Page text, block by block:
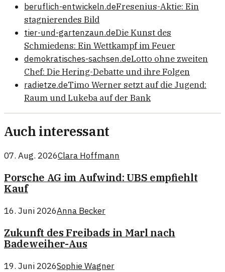
beruflich-entwickeln.deFresenius-Aktie: Ein
stagnierendes Bild
tier-und-gartenzaun.deDie Kunst des
Schmiedens: Ein Wettkampf im Feuer
demokratisches-sachsen.deLotto ohne zweiten
Chef: Die Hering-Debatte und ihre Folgen
radietze.deTimo Werner setzt auf die Jugend:
Raum und Lukeba auf der Bank
Auch interessant
07. Aug. 2026Clara Hoffmann
Porsche AG im Aufwind: UBS empfiehlt
Kauf
16. Juni 2026Anna Becker
Zukunft des Freibads in Marl nach
Badeweiher-Aus
19. Juni 2026Sophie Wagner